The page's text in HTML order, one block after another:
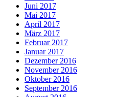
Juni 2017
Mai 2017
April 2017
März 2017
Februar 2017
Januar 2017
Dezember 2016
November 2016
Oktober 2016
September 2016